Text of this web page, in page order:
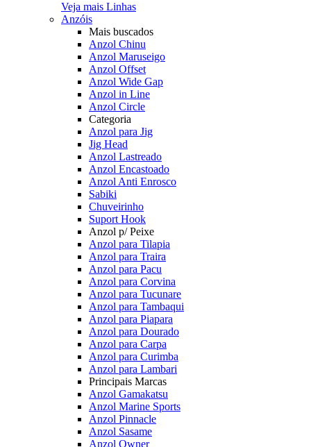
Veja mais Linhas
Anzóis
Mais buscados
Anzol Chinu
Anzol Maruseigo
Anzol Offset
Anzol Wide Gap
Anzol in Line
Anzol Circle
Categoria
Anzol para Jig
Jig Head
Anzol Lastreado
Anzol Encastoado
Anzol Anti Enrosco
Sabiki
Chuveirinho
Suport Hook
Anzol p/ Peixe
Anzol para Tilapia
Anzol para Traira
Anzol para Pacu
Anzol para Corvina
Anzol para Tucunare
Anzol para Tambaqui
Anzol para Piapara
Anzol para Dourado
Anzol para Carpa
Anzol para Curimba
Anzol para Lambari
Principais Marcas
Anzol Gamakatsu
Anzol Marine Sports
Anzol Pinnacle
Anzol Sasame
Anzol Owner